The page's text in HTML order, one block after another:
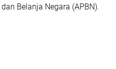
Belanja Negara (APBN).